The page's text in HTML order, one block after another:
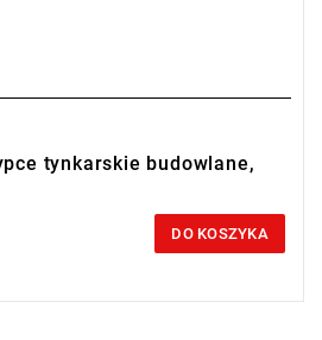
tynkarskie budowlane,
DO KOSZYKA